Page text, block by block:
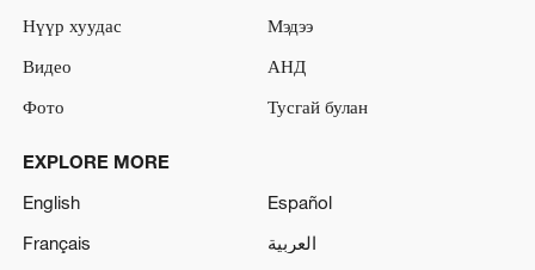
Нүүр хуудас
Мэдээ
Видео
АНД
Фото
Тусгай булан
EXPLORE MORE
English
Español
Français
العربية